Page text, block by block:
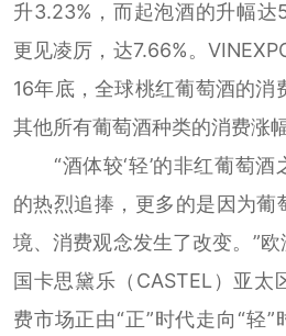
升3.23%，而起泡酒的升幅达
更见凌厉，达7.66%。
16年底，全球桃红葡萄酒的消
其他所有葡萄酒种类的消费涨幅
“酒体较‘轻’的非红葡萄酒
的热烈追捧，更多的是因为葡
境、消费观念发生了改变。”
国卡思黛乐（CASTEL）亚太
费市场正由“正”时代走向“轻